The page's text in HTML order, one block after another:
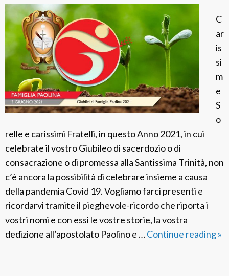
C
ar
is
si
m
e
S
o
relle e carissimi Fratelli, in questo Anno 2021, in cui
celebrate il vostro Giubileo di sacerdozio o di
consacrazione o di promessa alla Santissima Trinità, non
c’è ancora la possibilità di celebrare insieme a causa
della pandemia Covid 19. Vogliamo farci presenti e
ricordarvi tramite il pieghevole-ricordo che riporta i
vostri nomi e con essi le vostre storie, la vostra
dedizione all’apostolato Paolino e …Continue readingF
»